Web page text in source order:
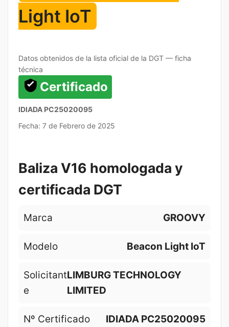
Light IoT
Datos obtenidos de la lista oficial de la DGT — ficha
técnica
Certificado
IDIADA PC25020095
Fecha: 7 de Febrero de 2025
Baliza V16 homologada y
certificada DGT
Marca GROOVY
Modelo Beacon Light IoT
Solicitant
e
LIMBURG TECHNOLOGY
LIMITED
Nº Certificado IDIADA PC25020095